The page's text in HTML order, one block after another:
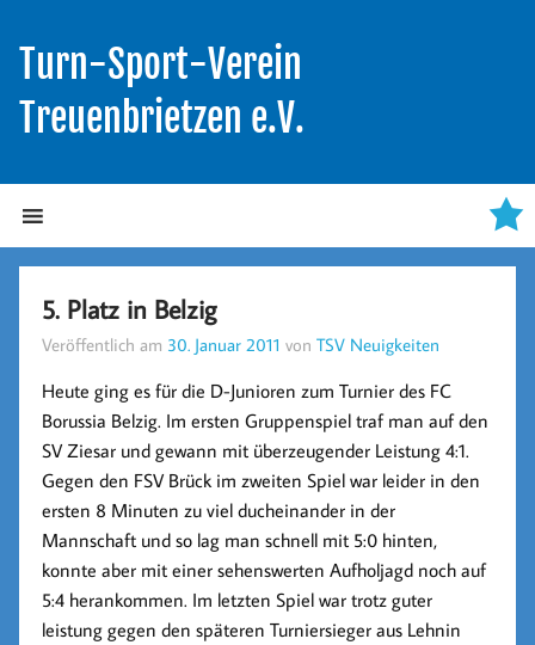
Turn-Sport-Verein
Treuenbrietzen e.V.
5. Platz in Belzig
Veröffentlich am 30. Januar 2011 vonTSV Neuigkeiten
Heute ging es für die D-Junioren zum Turnier des FC
Borussia Belzig. Im ersten Gruppenspiel traf man auf den
SV Ziesar und gewann mit überzeugender Leistung 4:1.
Gegen den FSV Brück im zweiten Spiel war leider in den
ersten 8 Minuten zu viel ducheinander in der
Mannschaft und so lag man schnell mit 5:0 hinten,
konnte aber mit einer sehenswerten Aufholjagd noch auf
5:4 herankommen. Im letzten Spiel war trotz guter
leistung gegen den späteren Turniersieger aus Lehnin